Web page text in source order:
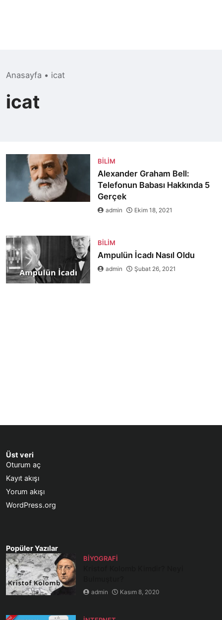
Anasayfa • icat
icat
BILIM
Alexander Graham Bell:
Telefonun Babası Hakkında 5
Gerçek
admin Ekim 18, 2021
BILIM
Ampulün İcadı Nasıl Oldu
admin Şubat 26, 2021
Üst veri
Oturum aç
Kayıt akışı
Yorum akışı
WordPress.org
Popüler Yazılar
BIYOGRAFI
admin Kasım 8, 2020